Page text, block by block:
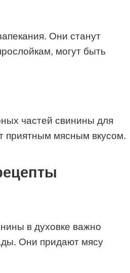
Они станут
могут быть
частей свинины для
приятным мясным вкусом.
в духовке важно
Они придают мясу